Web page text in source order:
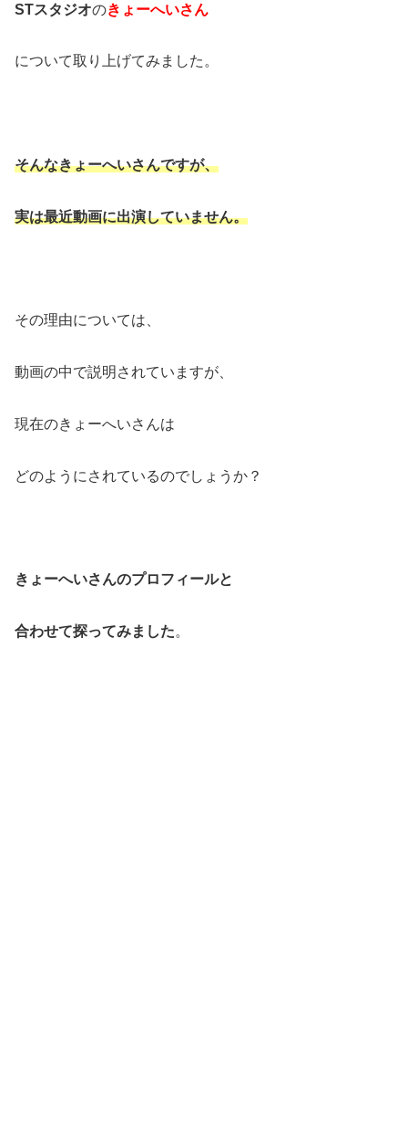
STスタジオのきょーへいさん
について取り上げてみました。
そんなきょーへいさんですが、
実は最近動画に出演していません。
その理由については、
動画の中で説明されていますが、
現在のきょーへいさんは
どのようにされているのでしょうか？
きょーへいさんのプロフィールと
合わせて探ってみました。